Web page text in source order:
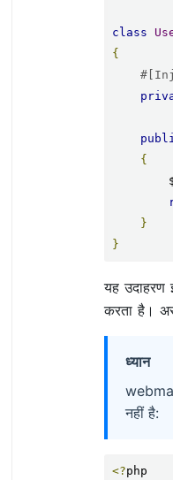
class
{
{
}
}
यह
करता है।
ध्यान
नहीं है:
<?